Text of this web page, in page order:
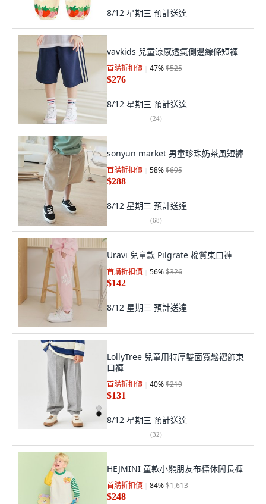
8/12 星期三 預計送達
vavkids 兒童涼感透氣側邊線條短褲
首購折扣價 47%$525
$276
8/12 星期三 預計送達
(24)
sonyun market 男童珍珠奶茶風短褲
首購折扣價 58%$695
$288
8/12 星期三 預計送達
(68)
Uravi 兒童款 Pilgrate 棉質束口褲
首購折扣價 56%$326
$142
8/12 星期三 預計送達
LollyTree 兒童用特厚雙面寬鬆褶飾束
口褲
首購折扣價 40%$219
$131
8/12 星期三 預計送達
(32)
HEJMINI 童款小熊朋友布標休閒長褲
首購折扣價 84%$1,613
$248